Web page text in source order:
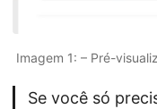
Imagem 1: – Pré-
Se você só